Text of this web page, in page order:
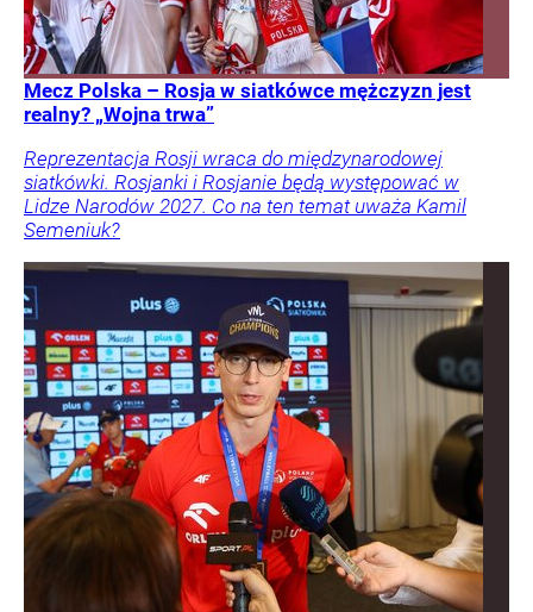
Mecz Polska – Rosja w siatkówce mężczyzn jest
realny? „Wojna trwa”
Reprezentacja Rosji wraca do międzynarodowej
siatkówki. Rosjanki i Rosjanie będą występować w
Lidze Narodów 2027. Co na ten temat uważa Kamil
Semeniuk?